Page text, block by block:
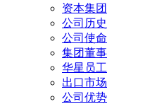
资本集团
公司历史
公司使命
集团董事
华星员工
出口市场
公司优势